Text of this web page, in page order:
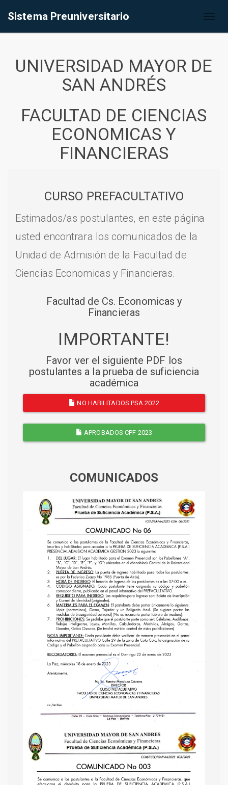
Sistema Preuniversitario
UNIVERSIDAD MAYOR DE
SAN ANDRÉS
FACULTAD DE CIENCIAS
ECONOMICAS Y
FINANCIERAS
CURSO PREFACULTATIVO
Estimados/as postulantes, en este página
usted encontrara los comunicados de la
Unidad de Admisión de la Facultad de
Ciencias Economicas y Financieras.
Facultad de Cs. Economicas y
Financieras
IMPORTANTE!
Favor ver el siguiente PDF los
postulantes a la prueba de suficiencia
académica
NO HABILITADOS PSA 2022
APROBADOS CPF 2023
COMUNICADOS